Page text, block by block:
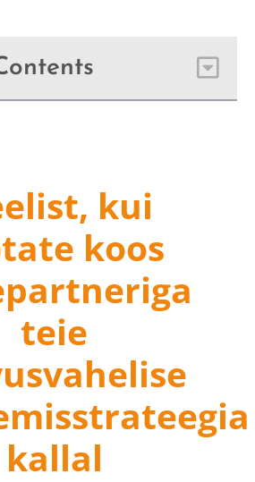
kui
koos
teie
kallal